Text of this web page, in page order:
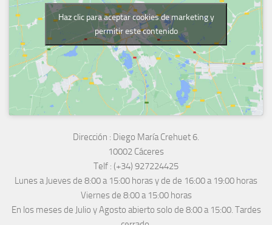
Haz clic para aceptar cookies de marketing y
permitir este contenido
Dirección : Diego María Crehuet 6.
10002 Cáceres
Telf : (+34) 927224425
Lunes a Jueves de 8:00 a 15:00 horas y de de 16:00 a 19:00 horas
Viernes de 8:00 a 15:00 horas
En los meses de Julio y Agosto abierto solo de 8:00 a 15:00. Tardes